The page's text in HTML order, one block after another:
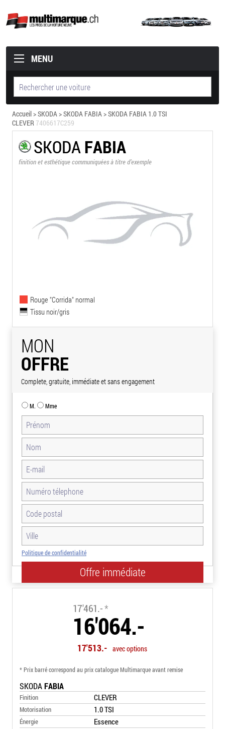
MENU
Accueil>SKODA>SKODA FABIA> SKODA FABIA 1.0 TSI
CLEVER7406617C259
SKODAFABIA
finition et esthétique communiquées à titre d’exemple
Rouge "Corrida" normal
Tissu noir/gris
MON
OFFRE
Complete, gratuite, immédiate et sans engagement
M. Mme
Politique de confidentialité
17'461.-*
16'064.-
17'513.- avec options
* Prix barré correspond au prix catalogue Multimarque avant remise
SKODAFABIA
Finition CLEVER
Motorisation 1.0 TSI
Énergie Essence